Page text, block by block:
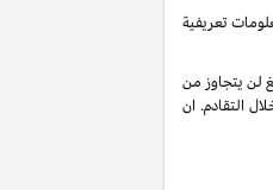
تعريفية
فعال عندما نخطرك بأخطار مدته 7 أيام, وأن احتفاظ بالمبلغ لن يتجاوز من
التقادم. ان